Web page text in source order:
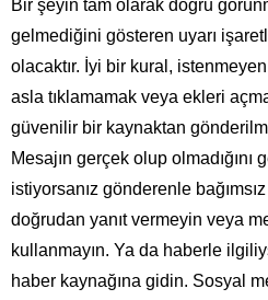
Bir şeyin tam olarak doğru
gelmediğini gösteren uyarı
olacaktır. İyi bir kural,
asla tıklamamak veya ekleri
güvenilir bir kaynaktan
Mesajın gerçek olup olmadığını
istiyorsanız gönderenle
doğrudan yanıt vermeyin veya
kullanmayın. Ya da haberle
haber kaynağına gidin. Sosyal